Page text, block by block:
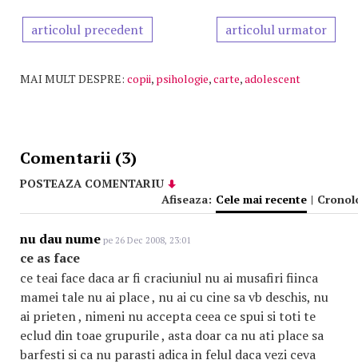
articolul precedent articolul urmator
MAI MULT DESPRE: copii, psihologie,carte,adolescent
Comentarii (3)
POSTEAZA COMENTARIU
Afiseaza: Cele mai recente |
nu dau nume pe 26 Dec 2008, 23:01
ce as face
ce teai face daca ar fi craciuniul nu ai musafiri fiinca
mamei tale nu ai place , nu ai cu cine sa vb deschis, nu
ai prieten , nimeni nu accepta ceea ce spui si toti te
eclud din toae grupurile , asta doar ca nu ati place sa
barfesti si ca nu parasti adica in felul daca vezi ceva